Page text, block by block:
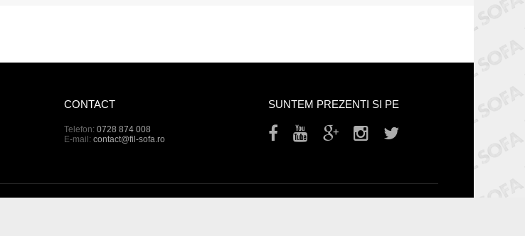
CONTACT
Telefon: 0728 874 008
E-mail: contact@fil-sofa.ro
SUNTEM PREZENTI SI PE